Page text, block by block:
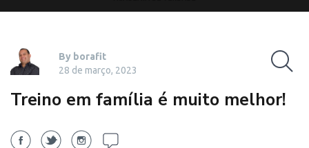
By borafit
28 de março, 2023
Treino em família é muito melhor!